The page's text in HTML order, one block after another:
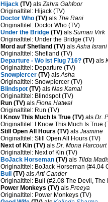
Hijack (TV) alsZahra Gahfoor
Originaltitel: Hijack (TV)
Doctor Who (TV) als The Rani
Originaltitel: Doctor Who (TV)
Under the Bridge (TV) als Suman Virk
Originaltitel: Under the Bridge (TV)
Mord auf Shetland (TV) alsAsha Israni
Originaltitel: Shetland (TV)
Departure - Wo ist Flug 716? (TV) als
Originaltitel: Departure (TV)
Snowpiercer (TV) alsAsha
Originaltitel: Snowpiercer (TV)
Blindspot (TV) als Nas Kamal
Originaltitel: Blindspot (TV)
Run (TV) als Fiona Hatwal
Originaltitel: Run (TV)
I Know This Much Is True (TV) als Dr.
Originaltitel: I Know This Much Is True
Still Open All Hours (TV) als Jasmine
Originaltitel: Still Open All Hours (TV)
Next of Kin (TV) als Dr. Mona Harcourt
Originaltitel: Next of Kin (TV)
BoJack Horseman (TV) als Tilda
Originaltitel: BoJack Horseman (#4.04
Bull (TV) alsArti Cander
Originaltitel: Bull (#2.08 The Devil, The
Power Monkeys (TV) als Preeya
Originaltitel: Power Monkeys (TV)